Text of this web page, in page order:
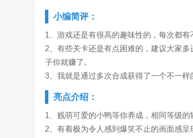
小编简评：
1、游戏还是有很高的趣味性的，每次都有
2、有些关卡还是有点困难的，建议大家
子你就赚了。
3、我就是通过多次合成获得了一个不一样
亮点介绍：
1、贱萌可爱的小鸭等你养成，相同等级的
2、有着极为令人感到爆笑不止的画面感